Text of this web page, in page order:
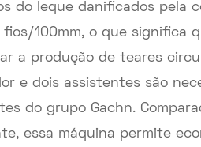
do leque danificados pela
100mm, o que significa
a produção de teares
e dois assistentes são
do grupo Gachn.
essa máquina permite